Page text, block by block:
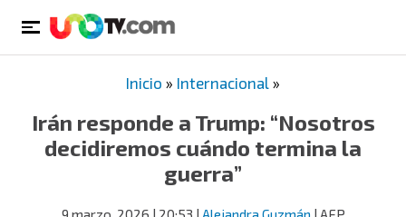
Inicio » Internacional »
Irán responde a Trump: “Nosotros
decidiremos cuándo termina la
guerra”